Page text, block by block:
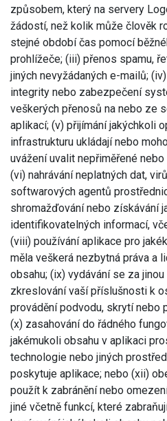
způsobem, který na servery
žádostí, než kolik může člověk
stejné období čas pomocí
prohlížeče; (iii) přenos spamu,
jiných nevyžádaných e-mailů;
integrity nebo zabezpečení
veškerých přenosů na nebo ze
aplikací; (v) přijímání jakýchkoli
infrastrukturu ukládají nebo
uvážení uvalit nepřiměřené
(vi) nahrávání neplatných dat,
softwarových agentů
shromažďování nebo získávání
identifikovatelných informací,
(viii) používání aplikace pro
měla veškerá nezbytná práva a
obsahu; (ix) vydávání se za
zkreslování vaší příslušnosti k
provádění podvodu, skrytí nebo
(x) zasahování do řádného
jakémukoli obsahu v aplikaci
technologie nebo jiných
poskytuje aplikace; nebo (xii)
použít k zabránění nebo
jiné včetně funkcí, které